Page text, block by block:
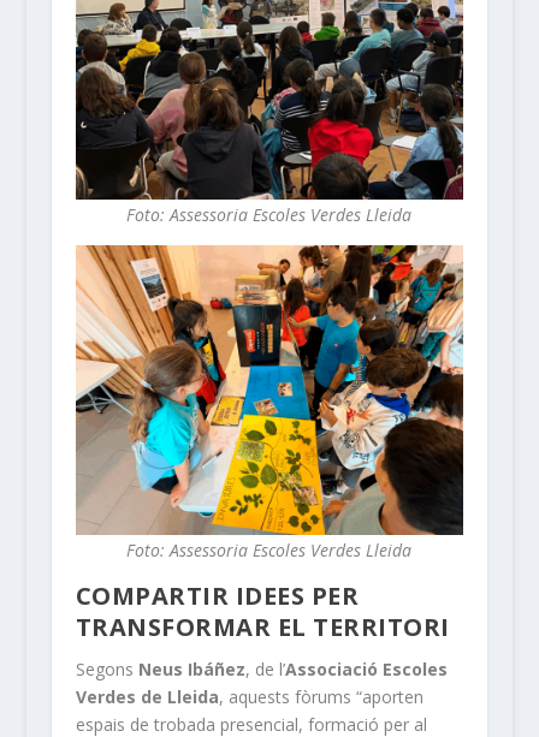
Foto: Assessoria Escoles Verdes Lleida
Foto: Assessoria Escoles Verdes Lleida
COMPARTIR IDEES PER
TRANSFORMAR EL TERRITORI
Segons Neus Ibáñez, de l’Associació Escoles
Verdes de Lleida, aquests fòrums “aporten
espais de trobada presencial, formació per al